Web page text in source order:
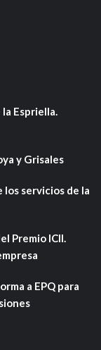
Espriella.
y Grisales
servicios de la
Premio ICII.
a EPQ para